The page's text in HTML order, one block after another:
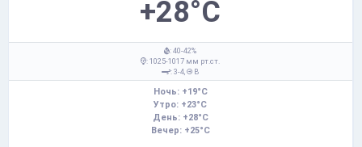
+28°C
: 40-42%
: 1025-1017 мм рт.ст.
: 3-4,
В
Ночь: +19°C
Утро: +23°C
День: +28°C
Вечер: +25°C